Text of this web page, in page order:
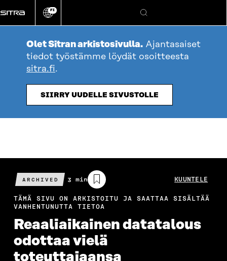
suoraan
sisältöön
Vaihda
kieli
FI
Hae
Olet Sitran arkistosivulla. Ajantasaiset
tiedot työstämme löydät osoitteesta
sitra.fi.
SIIRRY UUDELLE SIVUSTOLLE
ARCHIVED
Arvioitu
lukuaika
3 min KUUNTELE
TÄMÄ SIVU ON ARKISTOITU JA SAATTAA SISÄLTÄÄ
VANHENTUNUTTA TIETOA
Reaaliaikainen datatalous
odottaa vielä
toteuttajaansa